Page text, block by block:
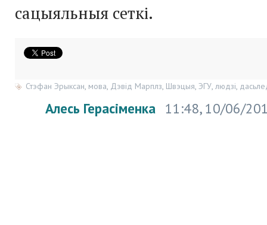
сацыяльныя сеткі.
Стэфан Эрыксан мова Дэвід Марплз Швэцыя ЭГУ людзі
Алесь Герасіменка 11:48, 10/06/